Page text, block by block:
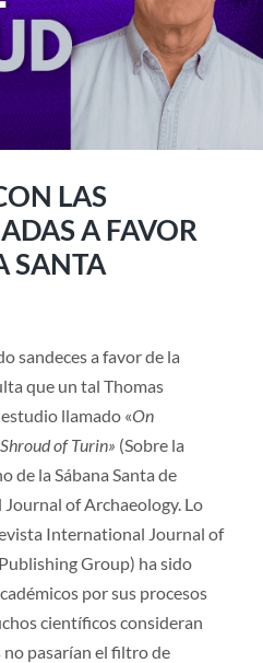
LAS
A FAVOR
SANTA
sandeces a favor de la
que un tal Thomas
llamado «On
of Turin» (Sobre la
de la Sábana Santa de
of Archaeology. Lo
International Journal of
Group) ha sido
por sus procesos
científicos consideran
pasarían el filtro de